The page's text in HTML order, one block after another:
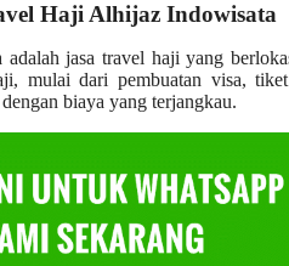
Haji Alhijaz Indowisata
jasa travel haji yang
mulai dari pembuatan visa,
biaya yang terjangkau.